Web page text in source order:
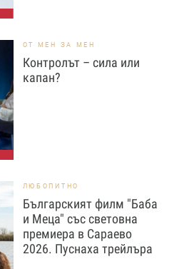
ОТ МЕН ЗА МЕН
Контролът – сила или
капан?
ЛЮБОПИТНО
Българският филм "Баба
и Меца" със световна
премиера в Сараево
2026. Пуснаха трейлъра